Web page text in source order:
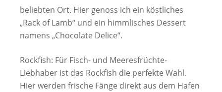
beliebten Ort. Hier genoss ich ein köstliches
„Rack of Lamb“ und ein himmlisches Dessert
namens „Chocolate Delice“.
Rockfish: Für Fisch- und Meeresfrüchte-
Liebhaber ist das Rockfish die perfekte Wahl.
Hier werden frische Fänge direkt aus dem Hafen